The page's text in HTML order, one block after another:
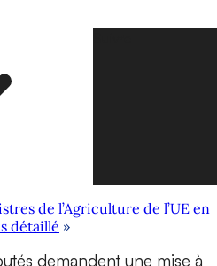
de l’Agriculture de l’UE en
détaillé »
demandent une mise à